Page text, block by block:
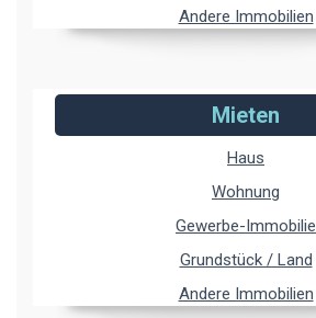
Andere Immobilien
Mieten
Haus
Wohnung
Gewerbe-Immobilie
Grundstück / Land
Andere Immobilien